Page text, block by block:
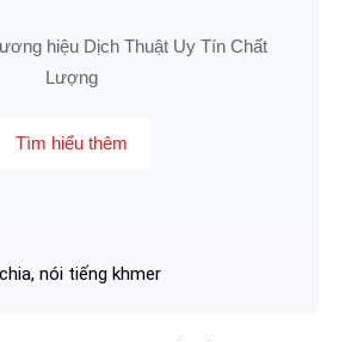
hiệu Dịch Thuật Uy Tín Chất
Lượng
Tìm hiểu thêm
, nói tiếng khmer